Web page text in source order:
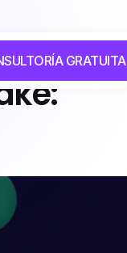
GRATUITA